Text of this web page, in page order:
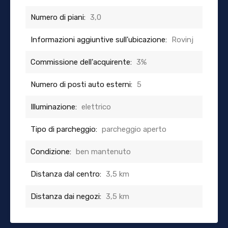
Numero di piani: 3,0
Informazioni aggiuntive sull'ubicazione: Rovinj
Commissione dell'acquirente: 3%
Numero di posti auto esterni: 5
Illuminazione: elettrico
Tipo di parcheggio: parcheggio aperto
Condizione: ben mantenuto
Distanza dal centro: 3,5 km
Distanza dai negozi: 3,5 km